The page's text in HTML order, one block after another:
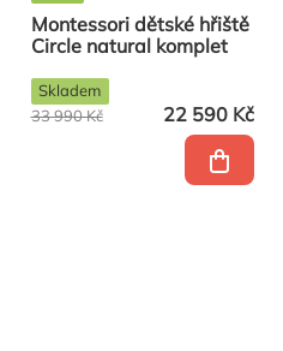
Montessori dětské hřiště
Circle natural komplet
22 590 Kč
33 990 Kč
Skladem